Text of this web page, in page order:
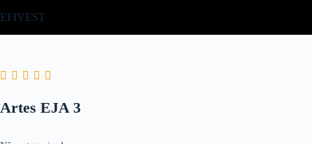
para
EFIVEST
Artes EJA 3